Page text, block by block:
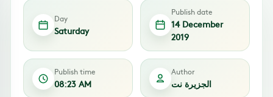
Day
Saturday
Publish date
14 December
2019
Publish time
08:23 AM
Author
الجزيرة نت